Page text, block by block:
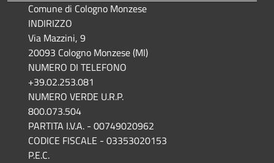
Comune di Cologno Monzese
INDIRIZZO
Via Mazzini, 9
20093 Cologno Monzese (MI)
NUMERO DI TELEFONO
+39.02.253.081
NUMERO VERDE U.R.P.
800.073.504
PARTITA I.V.A. - 00749020962
CODICE FISCALE - 03353020153
P.E.C.